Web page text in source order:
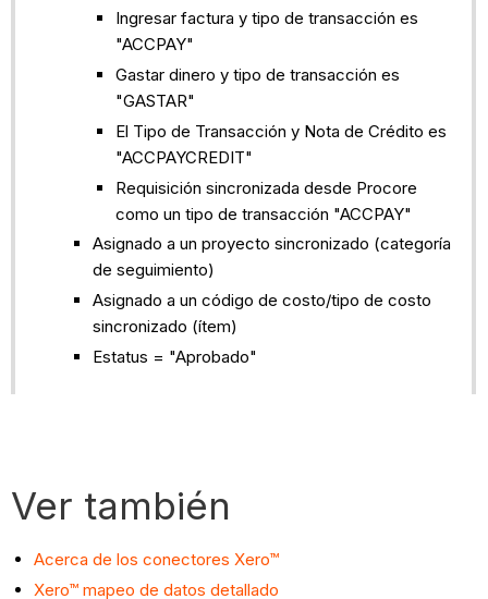
Ingresar factura y tipo de transacción es
"ACCPAY"
Gastar dinero y tipo de transacción es
"GASTAR"
El Tipo de Transacción y Nota de Crédito es
"ACCPAYCREDIT"
Requisición sincronizada desde Procore
como un tipo de transacción "ACCPAY"
Asignado a un proyecto sincronizado (categoría
de seguimiento)
Asignado a un código de costo/tipo de costo
sincronizado (ítem)
Estatus = "Aprobado"
Ver también
Acerca de los conectores Xero™
Xero™ mapeo de datos detallado